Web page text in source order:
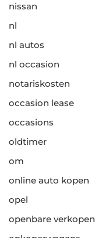
nissan
nl
nl autos
nl occasion
notariskosten
occasion lease
occasions
oldtimer
om
online auto kopen
opel
openbare verkopen